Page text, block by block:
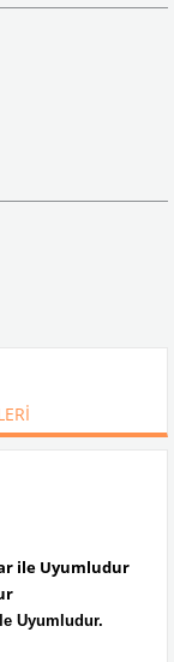
ile Uyumludur
Uyumludur.